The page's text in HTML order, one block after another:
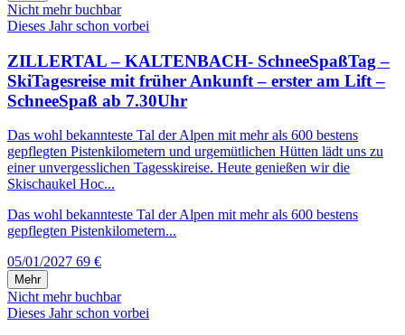
Nicht mehr buchbar
Dieses Jahr schon vorbei
ZILLERTAL – KALTENBACH- SchneeSpaßTag –
SkiTagesreise mit früher Ankunft – erster am Lift –
SchneeSpaß ab 7.30Uhr
Das wohl bekannteste Tal der Alpen mit mehr als 600 bestens
gepflegten Pistenkilometern und urgemütlichen Hütten lädt uns zu
einer unvergesslichen Tagesskireise. Heute genießen wir die
Skischaukel Hoc...
Das wohl bekannteste Tal der Alpen mit mehr als 600 bestens
gepflegten Pistenkilometern...
05/01/2027 69 €
Mehr
Nicht mehr buchbar
Dieses Jahr schon vorbei